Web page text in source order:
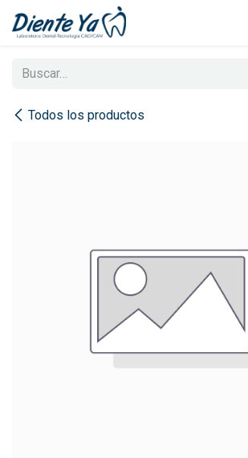
Todos los productos